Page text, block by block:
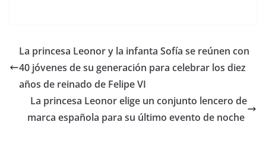
​La princesa Leonor y la infanta Sofía se reúnen con
40 jóvenes de su generación para celebrar los diez
años de reinado de Felipe VI
​La princesa Leonor elige un conjunto lencero de
marca española para su último evento de noche